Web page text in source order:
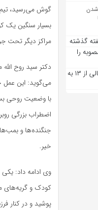
را
تعداد پایگاه‌های امداد و نجات خراسان شمالی از ۱۳ به
گوش می‌رسید، تیم
مراکز دیگر تحت
دکتر سید روح
با وضعیت روحی
اضطراب بزرگی
خیر.
وی ادامه داد: یکی
کودک و گریه‌های
پوشید و در کنار